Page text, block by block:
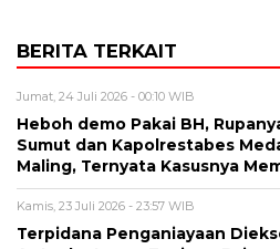
BERITA TERKAIT
Jumat, 24 Juli 2026 - 00:10 WIB
Heboh demo Pakai BH,
Sumut dan Kapolrestabes
Maling, Ternyata Kasusnya
Kamis, 23 Juli 2026 - 23:57 WIB
Terpidana Penganiayaan